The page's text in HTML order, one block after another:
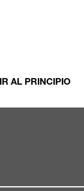
IR AL PRINCIPIO